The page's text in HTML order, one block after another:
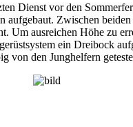
Dienst vor den
aufgebaut. Zwischen
Um ausreichen Höhe zu
ein Dreibock
von den Junghelfern